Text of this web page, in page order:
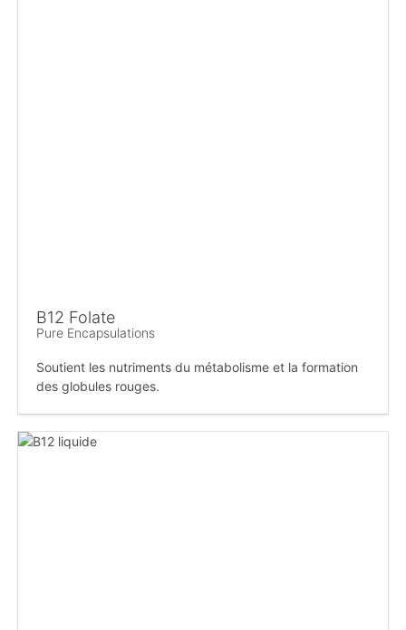
B12 Folate
Pure Encapsulations
Soutient les nutriments du métabolisme et la formation
des globules rouges.